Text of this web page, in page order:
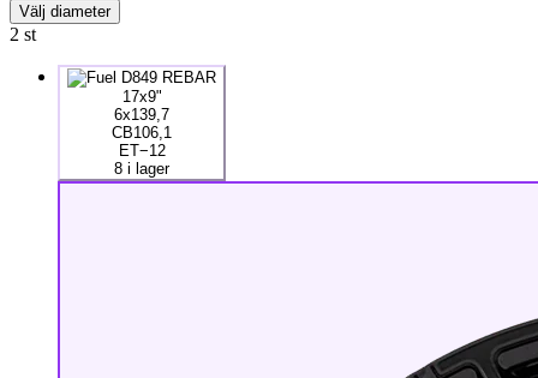
Välj diameter
2 st
17x9"
6x139,7
CB106,1
ET−12
8 i lager